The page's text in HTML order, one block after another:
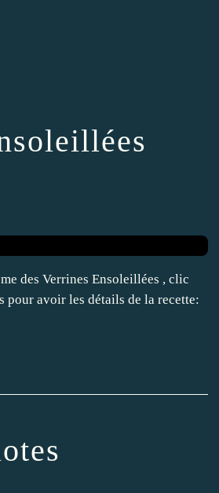
des Verrines Ensoleillées , clic
pour avoir les détails de la recette: